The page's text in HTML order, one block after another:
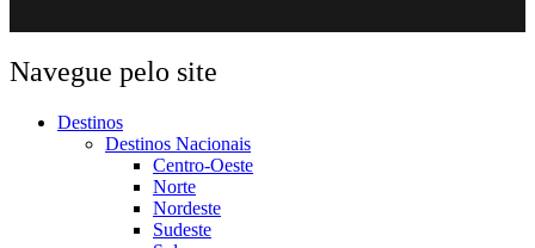
Navegue pelo site
Destinos
Destinos Nacionais
Centro-Oeste
Norte
Nordeste
Sudeste